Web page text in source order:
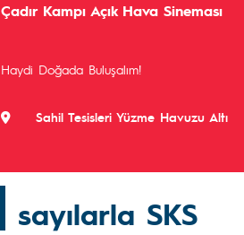
Çadır Kampı Açık Hava Sineması
Haydi Doğada Buluşalım!
Sahil Tesisleri Yüzme Havuzu Altı
sayılarla SKS